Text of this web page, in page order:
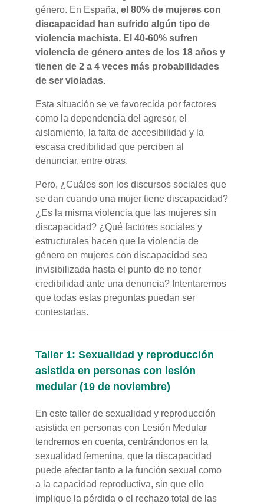
género. En España, el 80% de mujeres con
discapacidad han sufrido algún tipo de
violencia machista. El 40-60% sufren
violencia de género antes de los 18 años y
tienen de 2 a 4 veces más probabilidades
de ser violadas.
Esta situación se ve favorecida por factores
como la dependencia del agresor, el
aislamiento, la falta de accesibilidad y la
escasa credibilidad que perciben al
denunciar, entre otras.
Pero, ¿Cuáles son los discursos sociales que
se dan cuando una mujer tiene discapacidad?
¿Es la misma violencia que las mujeres sin
discapacidad? ¿Qué factores sociales y
estructurales hacen que la violencia de
género en mujeres con discapacidad sea
invisibilizada hasta el punto de no tener
credibilidad ante una denuncia? Intentaremos
que todas estas preguntas puedan ser
contestadas.
Taller 1: Sexualidad y reproducción
asistida en personas con lesión
medular (19 de noviembre)
En este taller de sexualidad y reproducción
asistida en personas con Lesión Medular
tendremos en cuenta, centrándonos en la
sexualidad femenina, que la discapacidad
puede afectar tanto a la función sexual como
a la capacidad reproductiva, sin que ello
implique la pérdida o el rechazo total de las